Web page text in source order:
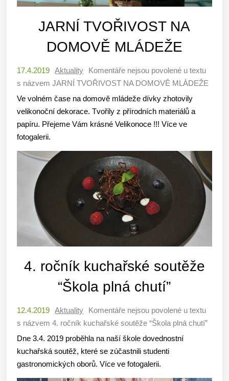
JARNÍ TVOŘIVOST NA
DOMOVĚ MLÁDEŽE
17.4.2019 Aktuality Komentáře nejsou povolené u textu
s názvem JARNÍ TVOŘIVOST NA DOMOVĚ MLÁDEŽE
Ve volném čase na domově mládeže dívky zhotovily
velikonoční dekorace. Tvořily z přírodních materiálů a
papíru. Přejeme Vám krásné Velikonoce !!! Více ve
fotogalerii.
4. ročník kuchařské soutěže
“Škola plná chutí”
12.4.2019 Aktuality Komentáře nejsou povolené u textu
s názvem 4. ročník kuchařské soutěže “Škola plná chutí”
Dne 3.4. 2019 proběhla na naší škole dovednostní
kuchařská soutěž, které se zúčastnili studenti
gastronomických oborů. Více ve fotogalerii.